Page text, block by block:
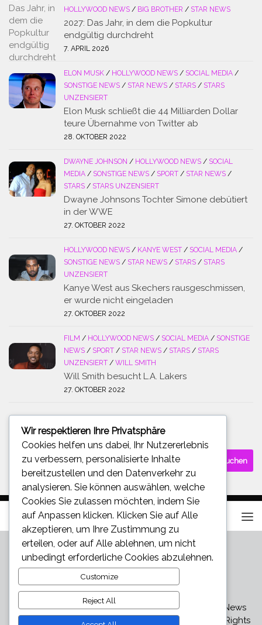
HOLLYWOOD NEWS / BIG BROTHER / STAR NEWS
2027: Das Jahr, in dem die Popkultur
endgültig durchdreht
7. APRIL 2026
ELON MUSK / HOLLYWOOD NEWS / SOCIAL MEDIA /
SONSTIGE NEWS / STAR NEWS / STARS / STARS
UNZENSIERT
Elon Musk schließt die 44 Milliarden Dollar
teure Übernahme von Twitter ab
28. OKTOBER 2022
DWAYNE JOHNSON / HOLLYWOOD NEWS / SOCIAL
MEDIA / SONSTIGE NEWS / SPORT / STAR NEWS /
STARS / STARS UNZENSIERT
Dwayne Johnsons Tochter Simone debütiert
in der WWE
27. OKTOBER 2022
HOLLYWOOD NEWS / KANYE WEST / SOCIAL MEDIA /
SONSTIGE NEWS / STAR NEWS / STARS / STARS
UNZENSIERT
Kanye West aus Skechers rausgeschmissen,
er wurde nicht eingeladen
27. OKTOBER 2022
FILM / HOLLYWOOD NEWS / SOCIAL MEDIA / SONSTIGE
NEWS / SPORT / STAR NEWS / STARS / STARS
UNZENSIERT / WILL SMITH
Will Smith besucht L.A. Lakers
27. OKTOBER 2022
Suchen
nach:
Star und Promi News - Aktuelle Bilder, Videos und News
über den neuesten Klatsch und Tratsch © 2026. All Rights
Wir respektieren Ihre Privatsphäre
Cookies helfen uns dabei, Ihr Nutzererlebnis
zu verbessern, personalisierte Inhalte
bereitzustellen und den Datenverkehr zu
analysieren. Sie können auswählen, welche
Cookies Sie zulassen möchten, indem Sie
auf Anpassen klicken. Klicken Sie auf Alle
akzeptieren , um Ihre Zustimmung zu
erteilen, oder auf Alle ablehnen , um nicht
unbedingt erforderliche Cookies abzulehnen.
Customize
Reject All